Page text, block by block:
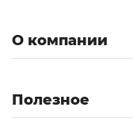
О компании
Полезное